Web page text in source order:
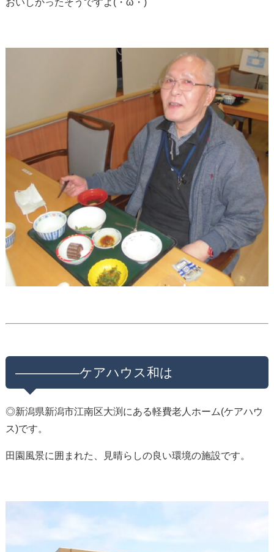
—————ケアハウス和は
◎新潟県新潟市江南区大渕にある軽費老人ホーム(ケアハウ
ス)です。
田園風景に囲まれた、見晴らしの良い環境の施設です。